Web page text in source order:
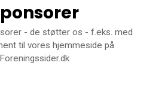
- de støtter os - f.eks. med
til vores hjemmeside på
Foreningssider.dk